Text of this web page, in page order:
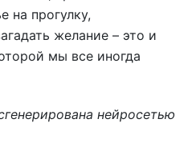
на прогулку,
желание – это и
мы все иногда
нейросетью